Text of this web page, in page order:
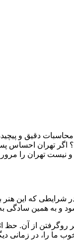
دقیق و
اگر تهران
تهران را مرور
شرایطی که این
و به همین
روگرفتن از آن.
ما را، در زمانی